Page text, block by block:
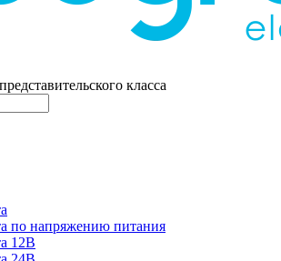
класса
по напряжению питания
12В